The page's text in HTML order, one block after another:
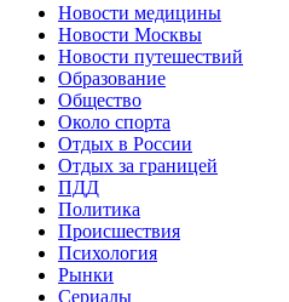
Новости медицины
Новости Москвы
Новости путешествий
Образование
Общество
Около спорта
Отдых в России
Отдых за границей
ПДД
Политика
Происшествия
Психология
Рынки
Сериалы